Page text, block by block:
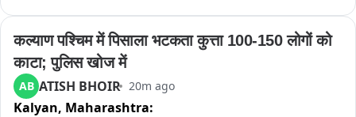
मार्गदर्शन करण्यात आले.
कल्याण पश्चिम में पिसाला भटकता कुत्ता 100-150 लोगों को
काटा; पुलिस खोज में
AB ATISH BHOIR 20m ago
Kalyan, Maharashtra: